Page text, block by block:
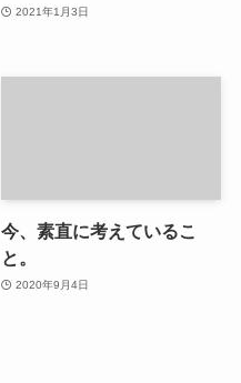
2021年1月3日
今、素直に考えているこ
と。
2020年9月4日